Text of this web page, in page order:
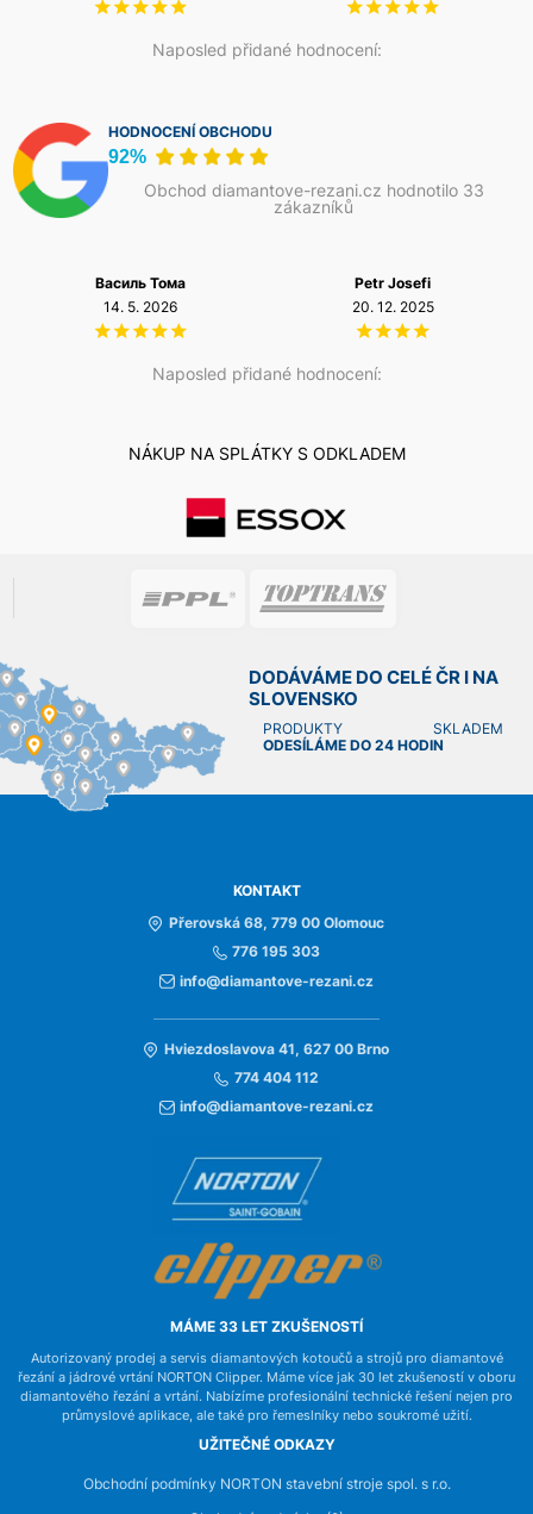
Naposled přidané hodnocení:
HODNOCENÍ OBCHODU
92%
Obchod diamantove-rezani.cz hodnotilo 33
zákazníků
Naposled přidané hodnocení:
Василь Тома
14. 5. 2026
Petr Josefi
20. 12. 2025
NÁKUP NA SPLÁTKY S ODKLADEM
DODÁVÁME DO CELÉ ČR I NA
SLOVENSKO
PRODUKTY SKLADEM
ODESÍLÁME DO 24 HODIN
KONTAKT
Přerovská 68, 779 00 Olomouc
776 195 303
info@diamantove-rezani.cz
Hviezdoslavova 41, 627 00 Brno
774 404 112
info@diamantove-rezani.cz
MÁME 33 LET ZKUŠENOSTÍ
Autorizovaný prodej a servis diamantových kotoučů a strojů pro diamantové
řezání a jádrové vrtání NORTON Clipper. Máme více jak 30 let zkušeností v oboru
diamantového řezání a vrtání. Nabízíme profesionální technické řešení nejen pro
průmyslové aplikace, ale také pro řemeslníky nebo soukromé užití.
UŽITEČNÉ ODKAZY
Obchodní podmínky NORTON stavební stroje spol. s r.o.